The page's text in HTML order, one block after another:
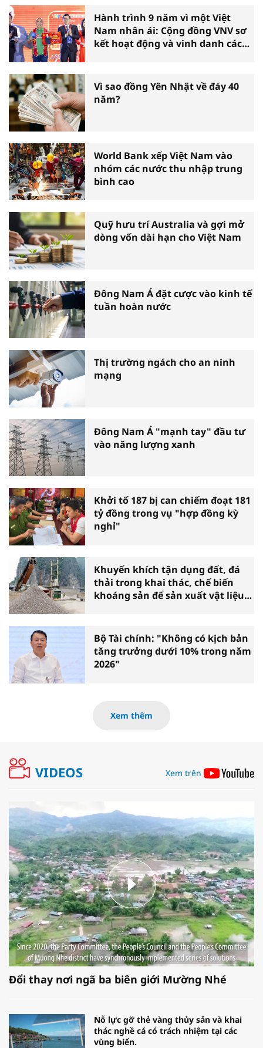
Hành trình 9 năm vì một Việt
Nam nhân ái: Cộng đồng VNV sơ
kết hoạt động và vinh danh các
Vì sao đồng Yên Nhật về đáy 40
năm?
World Bank xếp Việt Nam vào
nhóm các nước thu nhập trung
bình cao
Quỹ hưu trí Australia và gợi mở
dòng vốn dài hạn cho Việt Nam
Đông Nam Á đặt cược vào kinh tế
tuần hoàn nước
Thị trường ngách cho an ninh
mạng
Đông Nam Á "mạnh tay" đầu tư
vào năng lượng xanh
Khởi tố 187 bị can chiếm đoạt 181
tỷ đồng trong vụ "hợp đồng kỳ
nghỉ"
Khuyến khích tận dụng đất, đá
thải trong khai thác, chế biến
khoáng sản để sản xuất vật liệu
Bộ Tài chính: "Không có kịch bản
tăng trưởng dưới 10% trong năm
2026"
Xem thêm
VIDEOS Xem trên
Đổi thay nơi ngã ba biên giới Mường Nhé
Nỗ lực gỡ thẻ vàng thủy sản và khai
thác nghề cá có trách nhiệm tại các
vùng biển.